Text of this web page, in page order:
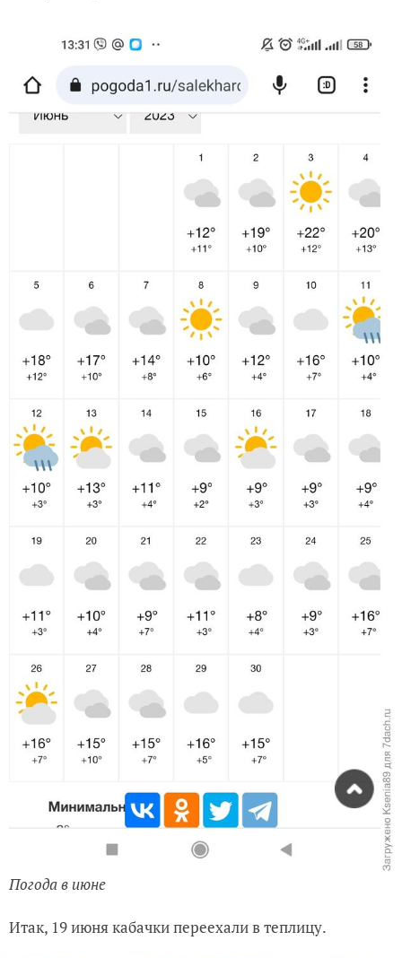
Погода в июне
Итак, 19 июня кабачки переехали в теплицу.